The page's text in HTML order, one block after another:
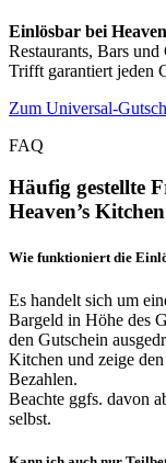
Einlösbar bei
Restaurants, Bars
Trifft garantiert jeden
Zum Universal-
FAQ
Häufig gestellte
Heaven’s
Wie funktioniert die
Es handelt sich um
Bargeld in Höhe des
den Gutschein
Kitchen und zeige
Bezahlen.
Beachte ggfs. davon
selbst.